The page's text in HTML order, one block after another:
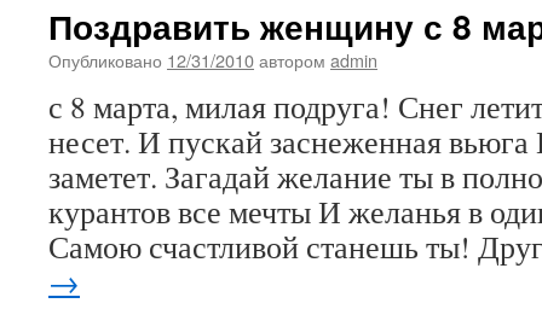
Поздравить женщину с 8
Опубликовано 12/31/2010автором admin
с 8 марта, милая подруга! Снег
несет. И пускай заснеженная вьюга
заметет. Загадай желание ты в
курантов все мечты И желанья в
Самою счастливой станешь ты!
→